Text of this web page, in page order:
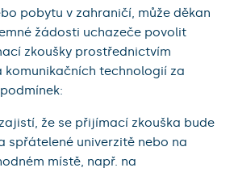
pobytu v zahraničí, může děkan
žádosti uchazeče povolit
zkoušky prostřednictvím
komunikačních technologií za
že se přijímací zkouška bude
spřátelené univerzitě nebo na
místě, např. na